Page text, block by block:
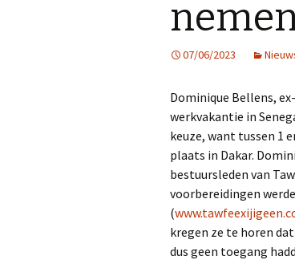
Afgelopen
07/06/2023
Dominique Bellens,
werkvakantie in
keuze, want tussen 1
plaats in Dakar.
bestuursleden van
voorbereidingen
(
kregen ze te horen
dus geen toegang